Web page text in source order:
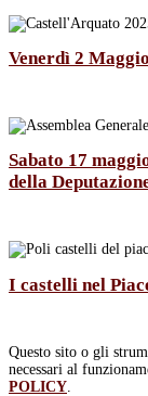
Venerdì 2
Sabato 17
della
I castelli nel
Questo sito o gli
necessari al
POLICY